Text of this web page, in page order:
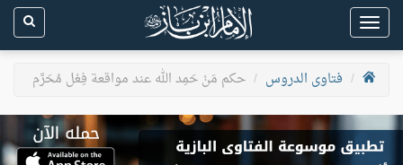
Toggle
navigation
فتاوى الدروس
حكم مَنْ حَمِد الله عند مواقعة فِعْل مُحَرَّم